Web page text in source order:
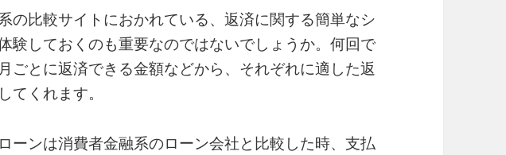
の比較サイトにおかれている、返済に関する簡単なシ
験しておくのも重要なのではないでしょうか。何回で
ごとに返済できる金額などから、それぞれに適した返
てくれます。
ーンは消費者金融系のローン会社と比較した時、支払